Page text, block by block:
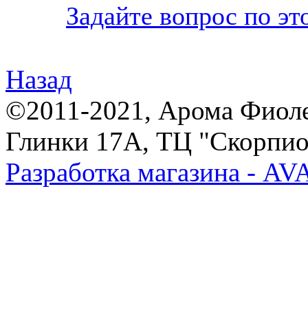
Задайте вопрос по
Назад
©2011-2021, Арома
Глинки 17А, ТЦ
Разработка магазина -